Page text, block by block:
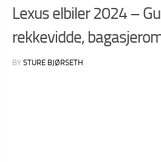
Lexus elbiler 2024 –
rekkevidde,
BY STURE BJØRSETH